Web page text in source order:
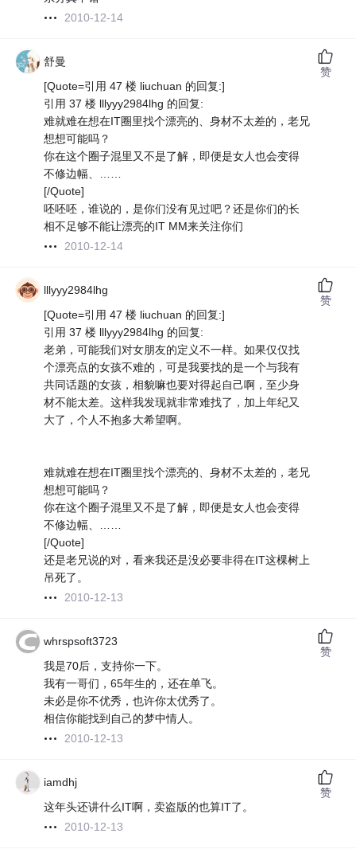
2010-12-14
舒曼
[Quote=引用 47 楼 liuchuan 的回复:]
引用 37 楼 lllyyy2984lhg 的回复:
难就难在想在IT圈里找个漂亮的、身材不太差的，老兄
想想可能吗？
你在这个圈子混里又不是了解，即便是女人也会变得
不修边幅、……
[/Quote]
呸呸呸，谁说的，是你们没有见过吧？还是你们的长
相不足够不能让漂亮的IT MM来关注你们
2010-12-14
赞
lllyyy2984lhg
[Quote=引用 47 楼 liuchuan 的回复:]
引用 37 楼 lllyyy2984lhg 的回复:
老弟，可能我们对女朋友的定义不一样。如果仅仅找
个漂亮点的女孩不难的，可是我要找的是一个与我有
共同话题的女孩，相貌嘛也要对得起自己啊，至少身
材不能太差。这样我发现就非常难找了，加上年纪又
大了，个人不抱多大希望啊。
难就难在想在IT圈里找个漂亮的、身材不太差的，老兄
想想可能吗？
你在这个圈子混里又不是了解，即便是女人也会变得
不修边幅、……
[/Quote]
还是老兄说的对，看来我还是没必要非得在IT这棵树上
吊死了。
2010-12-13
赞
whrspsoft3723
我是70后，支持你一下。
我有一哥们，65年生的，还在单飞。
未必是你不优秀，也许你太优秀了。
相信你能找到自己的梦中情人。
2010-12-13
赞
iamdhj
这年头还讲什么IT啊，卖盗版的也算IT了。
2010-12-13
赞